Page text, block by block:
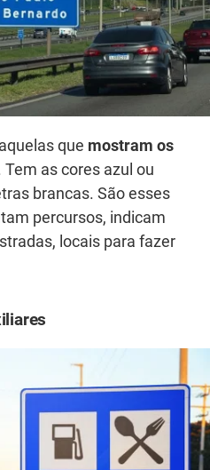
que mostram os
Tem as cores azul ou
brancas. São esses
percursos, indicam
locais para fazer